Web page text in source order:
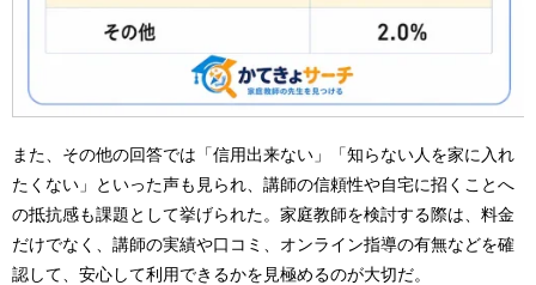
また、その他の回答では「信用出来ない」「知らない人を家に入れ
たくない」といった声も見られ、講師の信頼性や自宅に招くことへ
の抵抗感も課題として挙げられた。家庭教師を検討する際は、料金
だけでなく、講師の実績や口コミ、オンライン指導の有無などを確
認して、安心して利用できるかを見極めるのが大切だ。